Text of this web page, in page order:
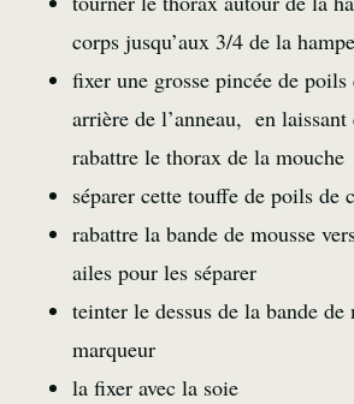
corps jusqu’aux 3/4 de la hampe
fixer une grosse pincée de
arrière de l’anneau, en
rabattre le thorax de la mouche
séparer cette touffe de poils
rabattre la bande de mousse
ailes pour les séparer
teinter le dessus de la bande de
marqueur
la fixer avec la soie